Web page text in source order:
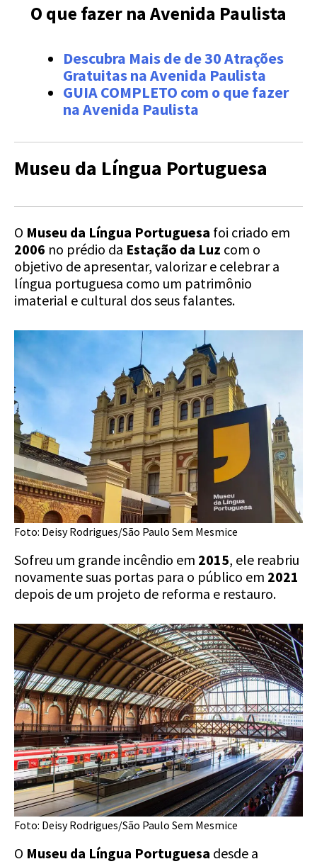
O que fazer na Avenida Paulista
Descubra Mais de de 30 Atrações
Gratuitas na Avenida Paulista
GUIA COMPLETO com o que fazer
na Avenida Paulista
Museu da Língua Portuguesa
O Museu da Língua Portuguesa foi criado em
2006 no prédio da Estação da Luz com o
objetivo de apresentar, valorizar e celebrar a
língua portuguesa como um patrimônio
imaterial e cultural dos seus falantes.
Foto: Deisy Rodrigues/São Paulo Sem Mesmice
Sofreu um grande incêndio em 2015, ele reabriu
novamente suas portas para o público em 2021
depois de um projeto de reforma e restauro.
Foto: Deisy Rodrigues/São Paulo Sem Mesmice
O Museu da Língua Portuguesa desde a